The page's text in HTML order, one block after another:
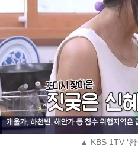
▲ KBS 1TV ‘